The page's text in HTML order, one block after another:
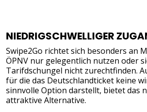
NIEDRIGSCHWELLIGER
Swipe2Go richtet sich besonders an
ÖPNV nur gelegentlich nutzen oder
Tarifdschungel nicht zurechtfinden.
für die das Deutschlandticket keine
sinnvolle Option darstellt, bietet das
attraktive Alternative.